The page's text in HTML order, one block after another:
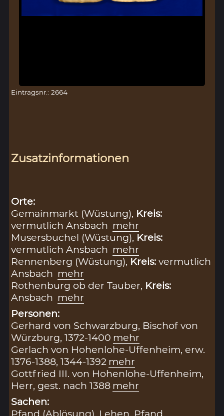
Eintragsnr.: 2664
Zusatzinformationen
Orte:
Gemainmarkt (Wüstung), Kreis:
vermutlich Ansbach mehr
Musersbuchel (Wüstung), Kreis:
vermutlich Ansbach mehr
Rennenberg (Wüstung), Kreis:vermutlich
Ansbach mehr
Rothenburg ob der Tauber, Kreis:
Ansbach mehr
Personen:
Gerhard von Schwarzburg, Bischof von
Würzburg, 1372-1400 mehr
Gerlach von Hohenlohe-Uffenheim, erw.
1376-1388, 1344-1392 mehr
Gottfried III. von Hohenlohe-Uffenheim,
Herr, gest. nach 1388 mehr
Sachen:
Pfand (Ablösung) Lehen Pfand